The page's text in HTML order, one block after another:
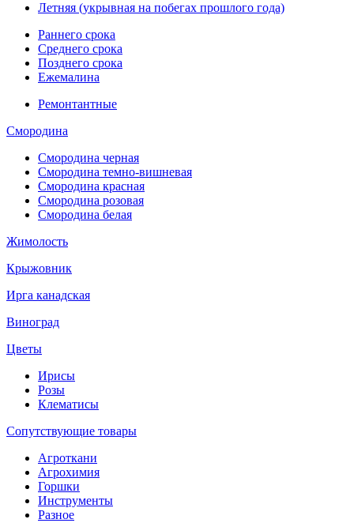
Летняя (укрывная на побегах прошлого года)
Раннего срока
Среднего срока
Позднего срока
Ежемалина
Ремонтантные
Смородина
Смородина черная
Смородина темно-вишневая
Смородина красная
Смородина розовая
Смородина белая
Жимолость
Крыжовник
Ирга канадская
Виноград
Цветы
Ирисы
Розы
Клематисы
Сопутствующие товары
Агроткани
Агрохимия
Горшки
Инструменты
Разное